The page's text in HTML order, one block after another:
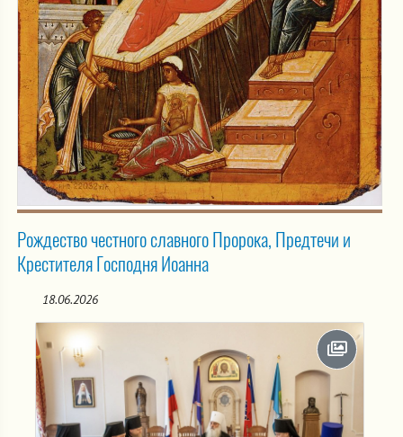
Рождество честного славного Пророка, Предтечи и
Крестителя Господня Иоанна
18.06.2026